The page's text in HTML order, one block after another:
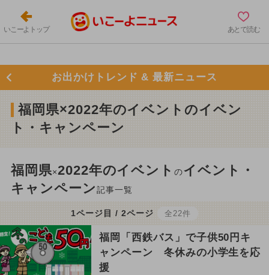
いこーよトップ あとで読む
お出かけトレンド & 最新ニュース
福岡県×2022年のイベントのイベン
ト・キャンペーン
福岡県×2022年のイベントのイベント・
キャンペーン記事一覧
1ページ目 / 2ページ 全22件
福岡「西鉄バス」で子供50円キ
ャンペーン 冬休みの小学生を応
援